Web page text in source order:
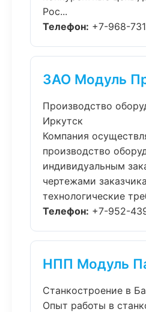
Рос...
Телефон: +7-968-
ЗАО Модуль
Производство
Иркутск
Компания
производство
индивидуальным
чертежами
технологические
Телефон: +7-952-
НПП Модуль
Станкостроение в
Опыт работы в